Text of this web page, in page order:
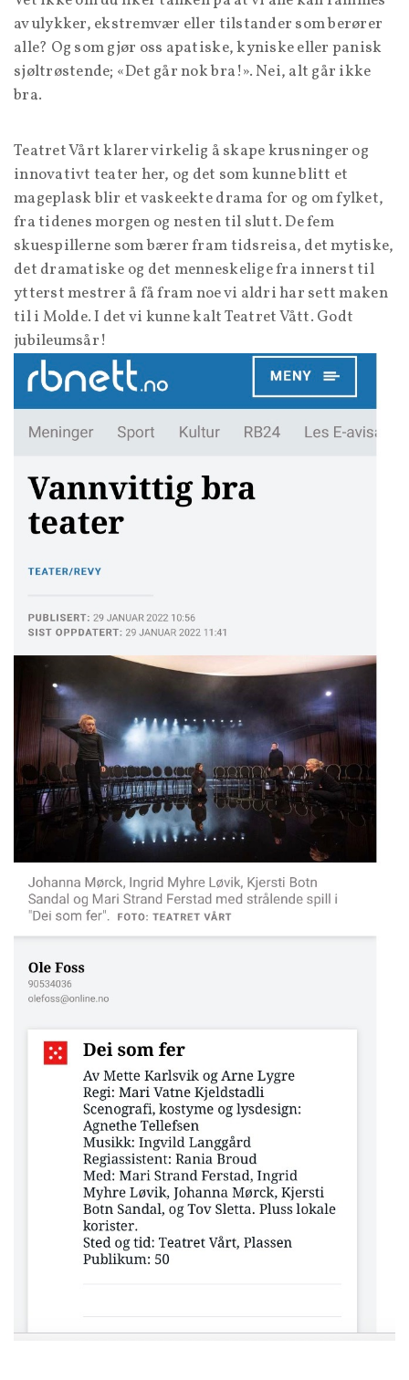
av ulykker, ekstremvær eller tilstander som berører
alle? Og som gjør oss apatiske, kyniske eller panisk
sjøltrøstende; «Det går nok bra!». Nei, alt går ikke
bra.
Teatret Vårt klarer virkelig å skape krusninger og
innovativt teater her, og det som kunne blitt et
mageplask blir et vaskeekte drama for og om fylket,
fra tidenes morgen og nesten til slutt. De fem
skuespillerne som bærer fram tidsreisa, det mytiske,
det dramatiske og det menneskelige fra innerst til
ytterst mestrer å få fram noe vi aldri har sett maken
til i Molde. I det vi kunne kalt Teatret Vått. Godt
jubileumsår!